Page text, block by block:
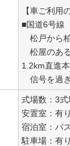
【車ご利用
■国道6号線
松戸から
松屋のあ
1.2km直進
信号を過
式場数：3式
安置室：有り
宿泊室：バ
駐車場：有り